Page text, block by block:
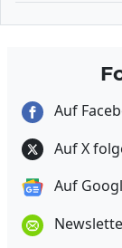
Auf
Auf X
Auf